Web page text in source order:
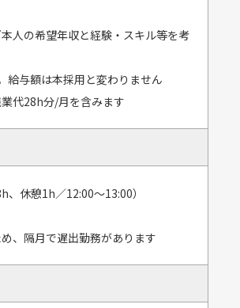
人の希望年収と経験・スキル等を考
給与額は本採用と変わりません
代28h分/月を含みます
、休憩1h／12:00～13:00）
、隔月で遅出勤務があります